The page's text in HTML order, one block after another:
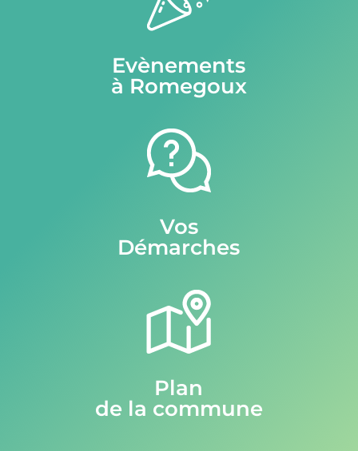
Evènements
à Romegoux
Vos
Démarches
Plan
de la commune